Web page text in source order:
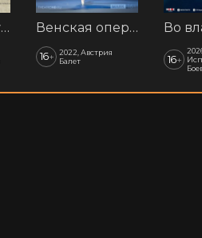
Наум. Предчувствия Венская опера: Времена года
16+
2022, Австрия
Балет
16+